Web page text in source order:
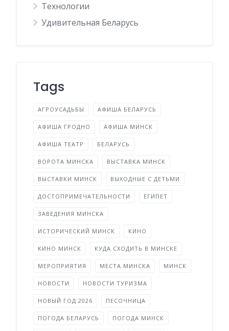
Технологии
Удивительная Беларусь
Tags
АГРОУСАДЬБЫ АФИША БЕЛАРУСЬ
АФИША ГРОДНО АФИША МИНСК
АФИША ТЕАТР БЕЛАРУСЬ
ВОРОТА МИНСКА ВЫСТАВКА МИНСК
ВЫСТАВКИ МИНСК ВЫХОДНЫЕ С ДЕТЬМИ
ДОСТОПРИМЕЧАТЕЛЬНОСТИ ЕГИПЕТ
ЗАВЕДЕНИЯ МИНСКА
ИСТОРИЧЕСКИЙ МИНСК КИНО
КИНО МИНСК КУДА СХОДИТЬ В МИНСКЕ
МЕРОПРИЯТИЯ МЕСТА МИНСКА МИНСК
НОВОСТИ НОВОСТИ ТУРИЗМА
НОВЫЙ ГОД 2026 ПЕСОЧНИЦА
ПОГОДА БЕЛАРУСЬ ПОГОДА МИНСК